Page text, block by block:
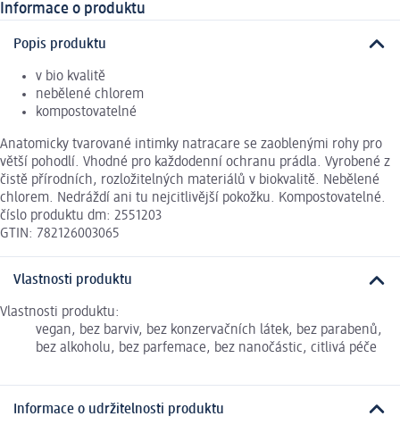
Informace o produktu
Popis produktu
v bio kvalitě
nebělené chlorem
kompostovatelné
Anatomicky tvarované intimky natracare se zaoblenými rohy pro
větší pohodlí. Vhodné pro každodenní ochranu prádla. Vyrobené z
čistě přírodních, rozložitelných materiálů v biokvalitě. Nebělené
chlorem. Nedráždí ani tu nejcitlivější pokožku. Kompostovatelné.
číslo produktu dm: 2551203
GTIN: 782126003065
Vlastnosti produktu
Vlastnosti produktu:
vegan, bez barviv, bez konzervačních látek, bez parabenů,
bez alkoholu, bez parfemace, bez nanočástic, citlivá péče
Informace o udržitelnosti produktu